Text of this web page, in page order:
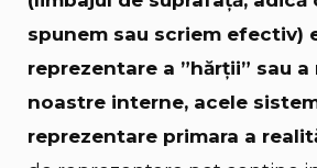
spunem sau scriem efectiv)
reprezentare a ”hărții” sau
noastre interne, acele
reprezentare primara a